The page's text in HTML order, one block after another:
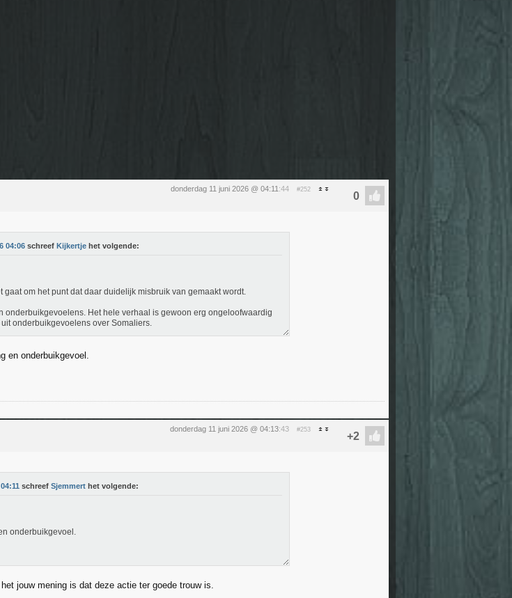
donderdag 11 juni 2026 @ 04:11 :44 #252
04:06 schreef Kijkertje het volgende:
gaat om het punt dat daar duidelijk misbruik van gemaakt wordt.
onderbuikgevoelens. Het hele verhaal is gewoon erg ongeloofwaardig
onderbuikgevoelens over Somaliers.
en onderbuikgevoel.
donderdag 11 juni 2026 @ 04:13:43 #253
schreef Sjemmert het volgende:
onderbuikgevoel.
jouw mening is dat deze actie ter goede trouw is.